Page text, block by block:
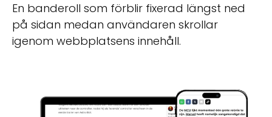
En banderoll som förblir fixerad längst ned
på sidan medan användaren skrollar
igenom webbplatsens innehåll.